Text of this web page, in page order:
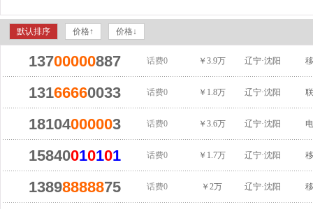
默认排序 价格↑ 价格↓
13700000887 话费0 ￥3.9万 辽宁·沈阳
13166660033 话费0 ￥1.8万 辽宁·沈阳
18104000003 话费0 ￥3.6万 辽宁·沈阳
15840010101 话费0 ￥1.7万 辽宁·沈阳
13898888875 话费0 ￥2万 辽宁·沈阳